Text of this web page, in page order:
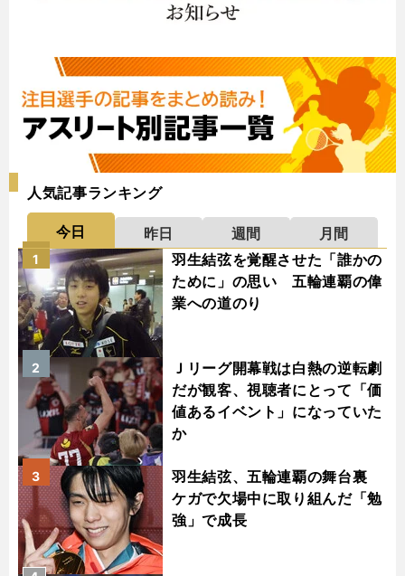
人気記事ランキング
今日 昨日 週間
月間
羽生結弦を覚醒させた「誰かの
ために」の思い 五輪連覇の偉
業への道のり
1
Ｊリーグ開幕戦は白熱の逆転劇
だが観客、視聴者にとって「価
値あるイベント」になっていた
か
2
羽生結弦、五輪連覇の舞台裏
ケガで欠場中に取り組んだ「勉
強」で成長
3